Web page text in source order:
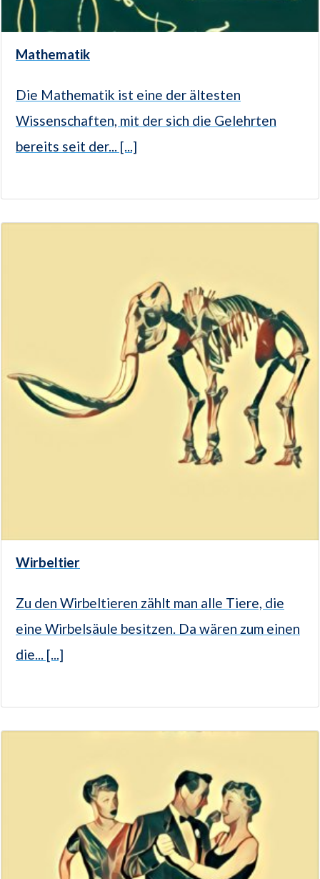
Mathematik
Die Mathematik ist eine der ältesten
Wissenschaften, mit der sich die Gelehrten
bereits seit der... [...]
Wirbeltier
Zu den Wirbeltieren zählt man alle Tiere, die
eine Wirbelsäule besitzen. Da wären zum einen
die... [...]